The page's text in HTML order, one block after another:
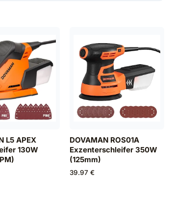
L5 APEX
130W
DOVAMAN ROS01A
Exzenterschleifer 350W
(125mm)
39.97 €